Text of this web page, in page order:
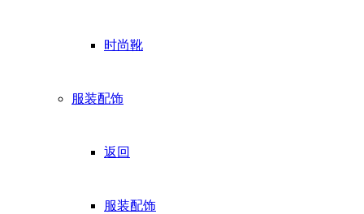
时尚靴
服装配饰
返回
服装配饰